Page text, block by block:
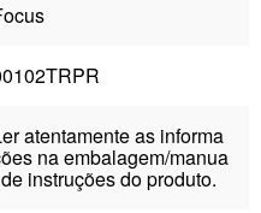
atentamente as informa
na embalagem/manua
instruções do produto.